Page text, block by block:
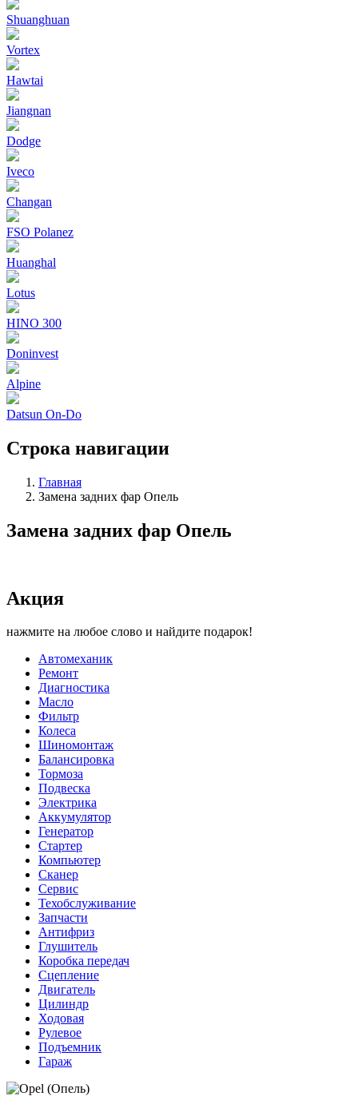
Shuanghuan
Vortex
Hawtai
Jiangnan
Dodge
Iveco
Changan
FSO Polanez
Huanghal
Lotus
HINO 300
Doninvest
Alpine
Datsun On-Do
Строка навигации
Главная
Замена задних фар Опель
Замена задних фар Опель
Акция
нажмите на любое слово и найдите подарок!
Автомеханик
Ремонт
Диагностика
Масло
Фильтр
Колеса
Шиномонтаж
Балансировка
Тормоза
Подвеска
Электрика
Аккумулятор
Генератор
Стартер
Компьютер
Сканер
Сервис
Техобслуживание
Запчасти
Антифриз
Глушитель
Коробка передач
Сцепление
Двигатель
Цилиндр
Ходовая
Рулевое
Подъемник
Гараж